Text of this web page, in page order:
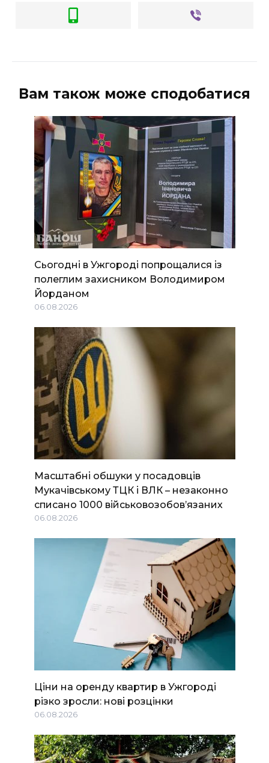
Вам також може сподобатися
Сьогодні в Ужгороді попрощалися із
полеглим захисником Володимиром
Йорданом
06.08.2026
Масштабні обшуки у посадовців
Мукачівському ТЦК і ВЛК – незаконно
списано 1000 військовозобов’язаних
06.08.2026
Ціни на оренду квартир в Ужгороді
різко зросли: нові розцінки
06.08.2026